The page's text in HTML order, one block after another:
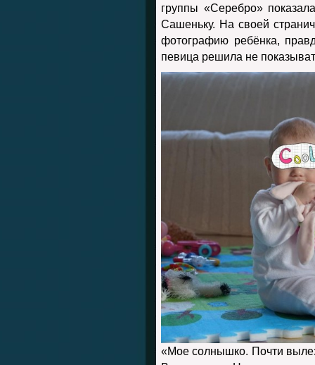
группы «Серебро»
Сашеньку. На своей
фотографию ребёнка,
певица решила не
«Мое солнышко. Почти